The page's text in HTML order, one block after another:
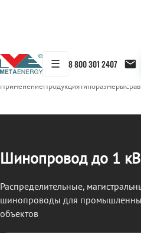
☰ 8 800 301 2407
← Продукция/ШИНОПРОВОД
ПрименениеПродукцияТипоразмеры
Шинопровод до 1 кВ
Распределительные,
шинопроводы для
объектов